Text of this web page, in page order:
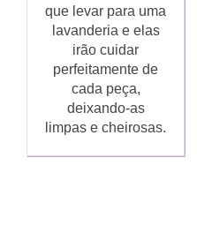
que levar para uma
lavanderia e elas
irão cuidar
perfeitamente de
cada peça,
deixando-as
limpas e cheirosas.